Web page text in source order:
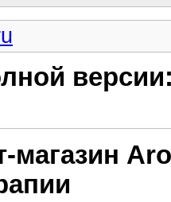
магазин